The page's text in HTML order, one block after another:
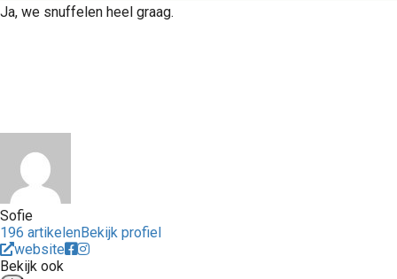
Ja, we snuffelen heel graag.
Sofie
196 artikelenBekijk profiel
website
Bekijk ook